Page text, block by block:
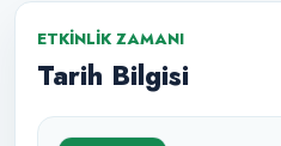
ETKINLIK ZAMANI
Tarih Bilgisi